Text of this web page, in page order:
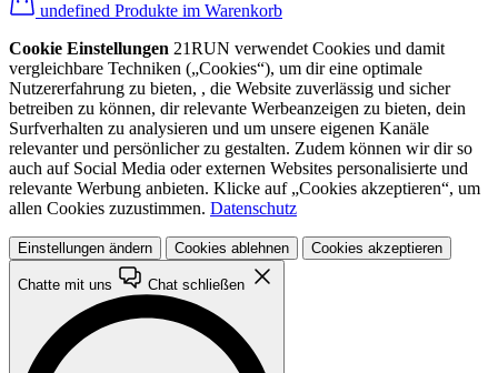
undefined Produkte im Warenkorb
Cookie Einstellungen 21RUN verwendet Cookies und damit
vergleichbare Techniken („Cookies“), um dir eine optimale
Nutzererfahrung zu bieten, , die Website zuverlässig und sicher
betreiben zu können, dir relevante Werbeanzeigen zu bieten, dein
Surfverhalten zu analysieren und um unsere eigenen Kanäle
relevanter und persönlicher zu gestalten. Zudem können wir dir so
auch auf Social Media oder externen Websites personalisierte und
relevante Werbung anbieten. Klicke auf „Cookies akzeptieren“, um
allen Cookies zuzustimmen. Datenschutz
Einstellungen ändern Cookies ablehnen Cookies akzeptieren
Chatte mit uns Chat schließen